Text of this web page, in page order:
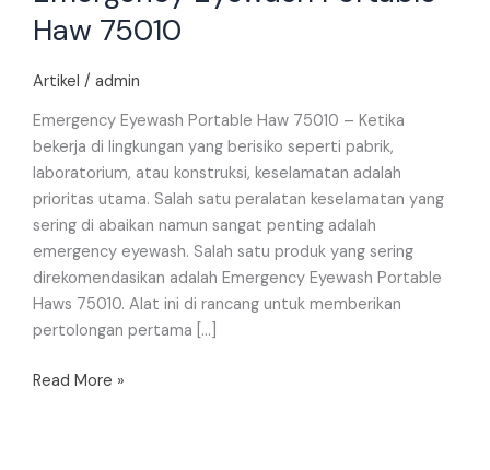
Haw 75010
Artikel / admin
Emergency Eyewash Portable Haw 75010 – Ketika
bekerja di lingkungan yang berisiko seperti pabrik,
laboratorium, atau konstruksi, keselamatan adalah
prioritas utama. Salah satu peralatan keselamatan yang
sering di abaikan namun sangat penting adalah
emergency eyewash. Salah satu produk yang sering
direkomendasikan adalah Emergency Eyewash Portable
Haws 75010. Alat ini di rancang untuk memberikan
pertolongan pertama […]
Haw
Read More »